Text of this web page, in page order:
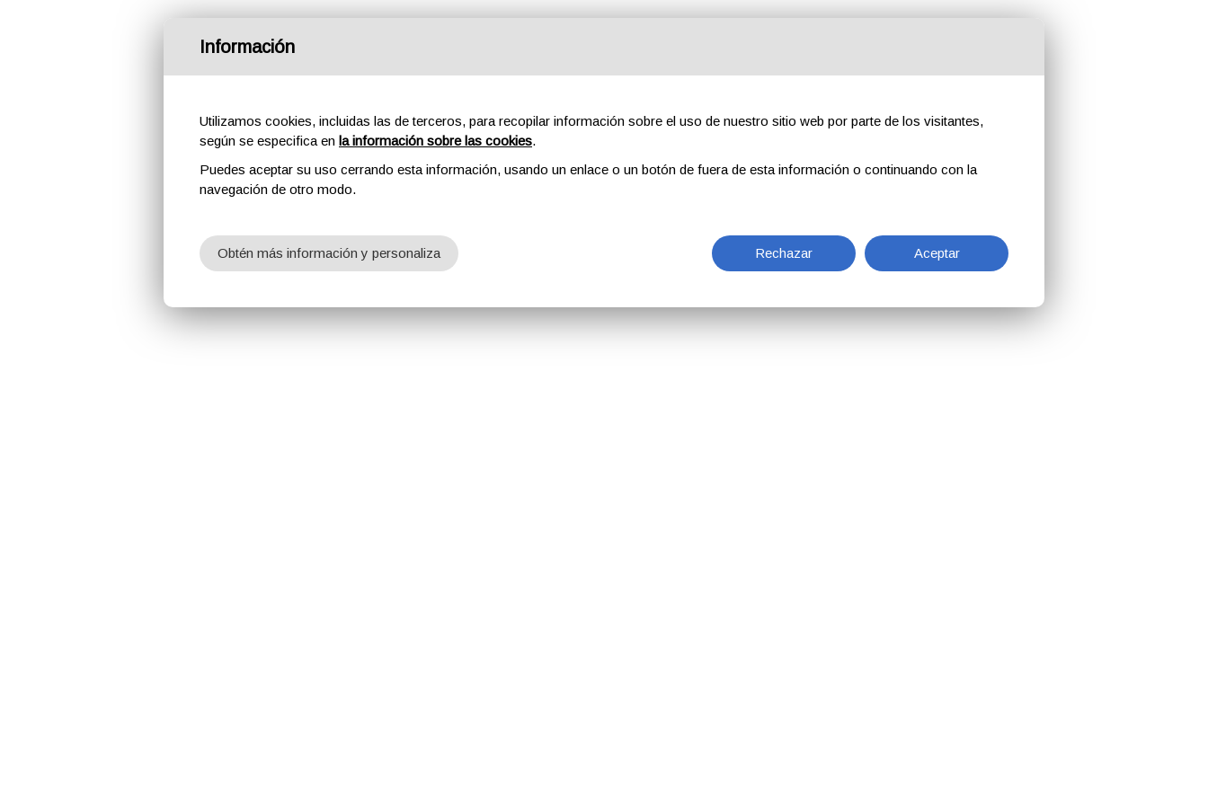
Información
Utilizamos cookies, incluidas las de terceros, para recopilar información sobre el uso de nuestro sitio web por parte de los visitantes,
según se especifica en la información sobre las cookies.
Puedes aceptar su uso cerrando esta información, usando un enlace o un botón de fuera de esta información o continuando con la
navegación de otro modo.
Rechazar Aceptar
Obtén más información y personaliza